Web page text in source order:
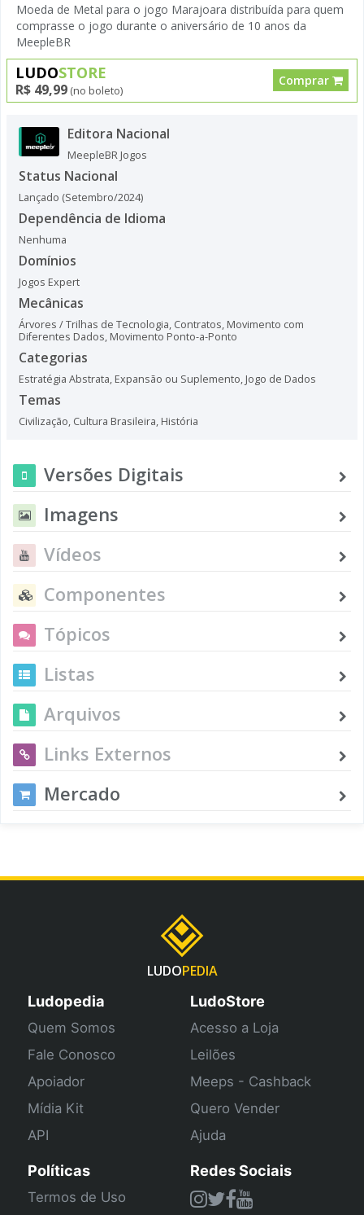
Moeda de Metal para o jogo Marajoara distribuída para quem
comprasse o jogo durante o aniversário de 10 anos da
MeepleBR
LUDOSTORE
R$ 49,99 (no boleto)
Comprar
Editora Nacional
MeepleBR Jogos
Status Nacional
Lançado (Setembro/2024)
Dependência de Idioma
Nenhuma
Domínios
Jogos Expert
Mecânicas
Árvores / Trilhas de Tecnologia, Contratos, Movimento com
Diferentes Dados, Movimento Ponto-a-Ponto
Categorias
Estratégia Abstrata, Expansão ou Suplemento, Jogo de Dados
Temas
Civilização, Cultura Brasileira, História
Versões Digitais
Imagens
Vídeos
Componentes
Tópicos
Listas
Arquivos
Links Externos
Mercado
LUDOPEDIA
Ludopedia
Quem Somos
Fale Conosco
Apoiador
Mídia Kit
API
LudoStore
Acesso a Loja
Leilões
Meeps - Cashback
Quero Vender
Ajuda
Políticas
Termos de Uso
Redes Sociais